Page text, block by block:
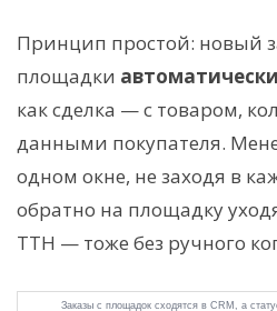
Принцип простой: новый
площадки
как сделка — с товаром,
данными покупателя.
одном окне, не заходя в
обратно на площадку
ТТН — тоже без ручного